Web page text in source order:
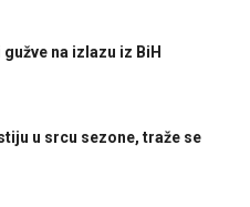
na izlazu iz BiH
u srcu sezone, traže se